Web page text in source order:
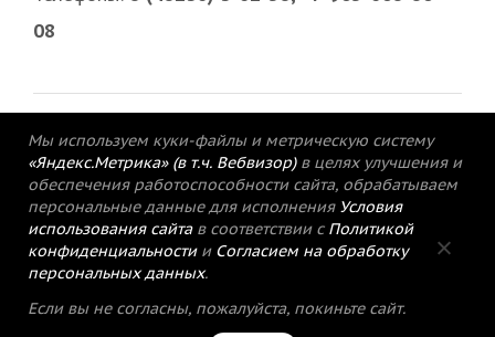
08
© 2015-2021 Редакция газеты «Кимрский
вестник».
Мы используем куки-файлы и метрическую систему
«Яндекс.Метрика» (в т.ч. Вебвизор) в целях улучшения и
обеспечения работоспособности сайта, обрабатываем
персональные данные для исполнения Условия
использования сайтав соответствии с Политикой
конфиденциальностии Согласием на обработку
персональных данных.
Если вы не согласны, пожалуйста, покиньте сайт.